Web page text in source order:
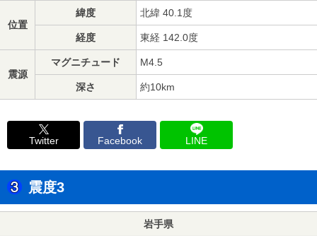
位置
緯度 北緯 40.1度
経度 東経 142.0度
震源
マグニチュード M4.5
深さ 約10km
Twitter Facebook LINE
震度3
岩手県